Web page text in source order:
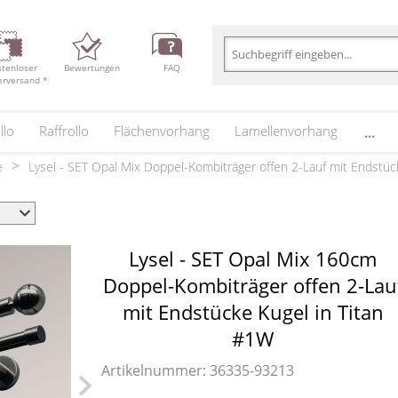
*
Bewertungen FAQ
Raffrollo Flächenvorhang Lamellenvorhang ...
Lysel - SET Opal Mix Doppel-Kombiträger offen 2-Lauf mit
Lysel - SET Opal Mix 160cm
Doppel-Kombiträger offen 2-
mit Endstücke Kugel in Titan
#1W
Artikelnummer: 36335-93213